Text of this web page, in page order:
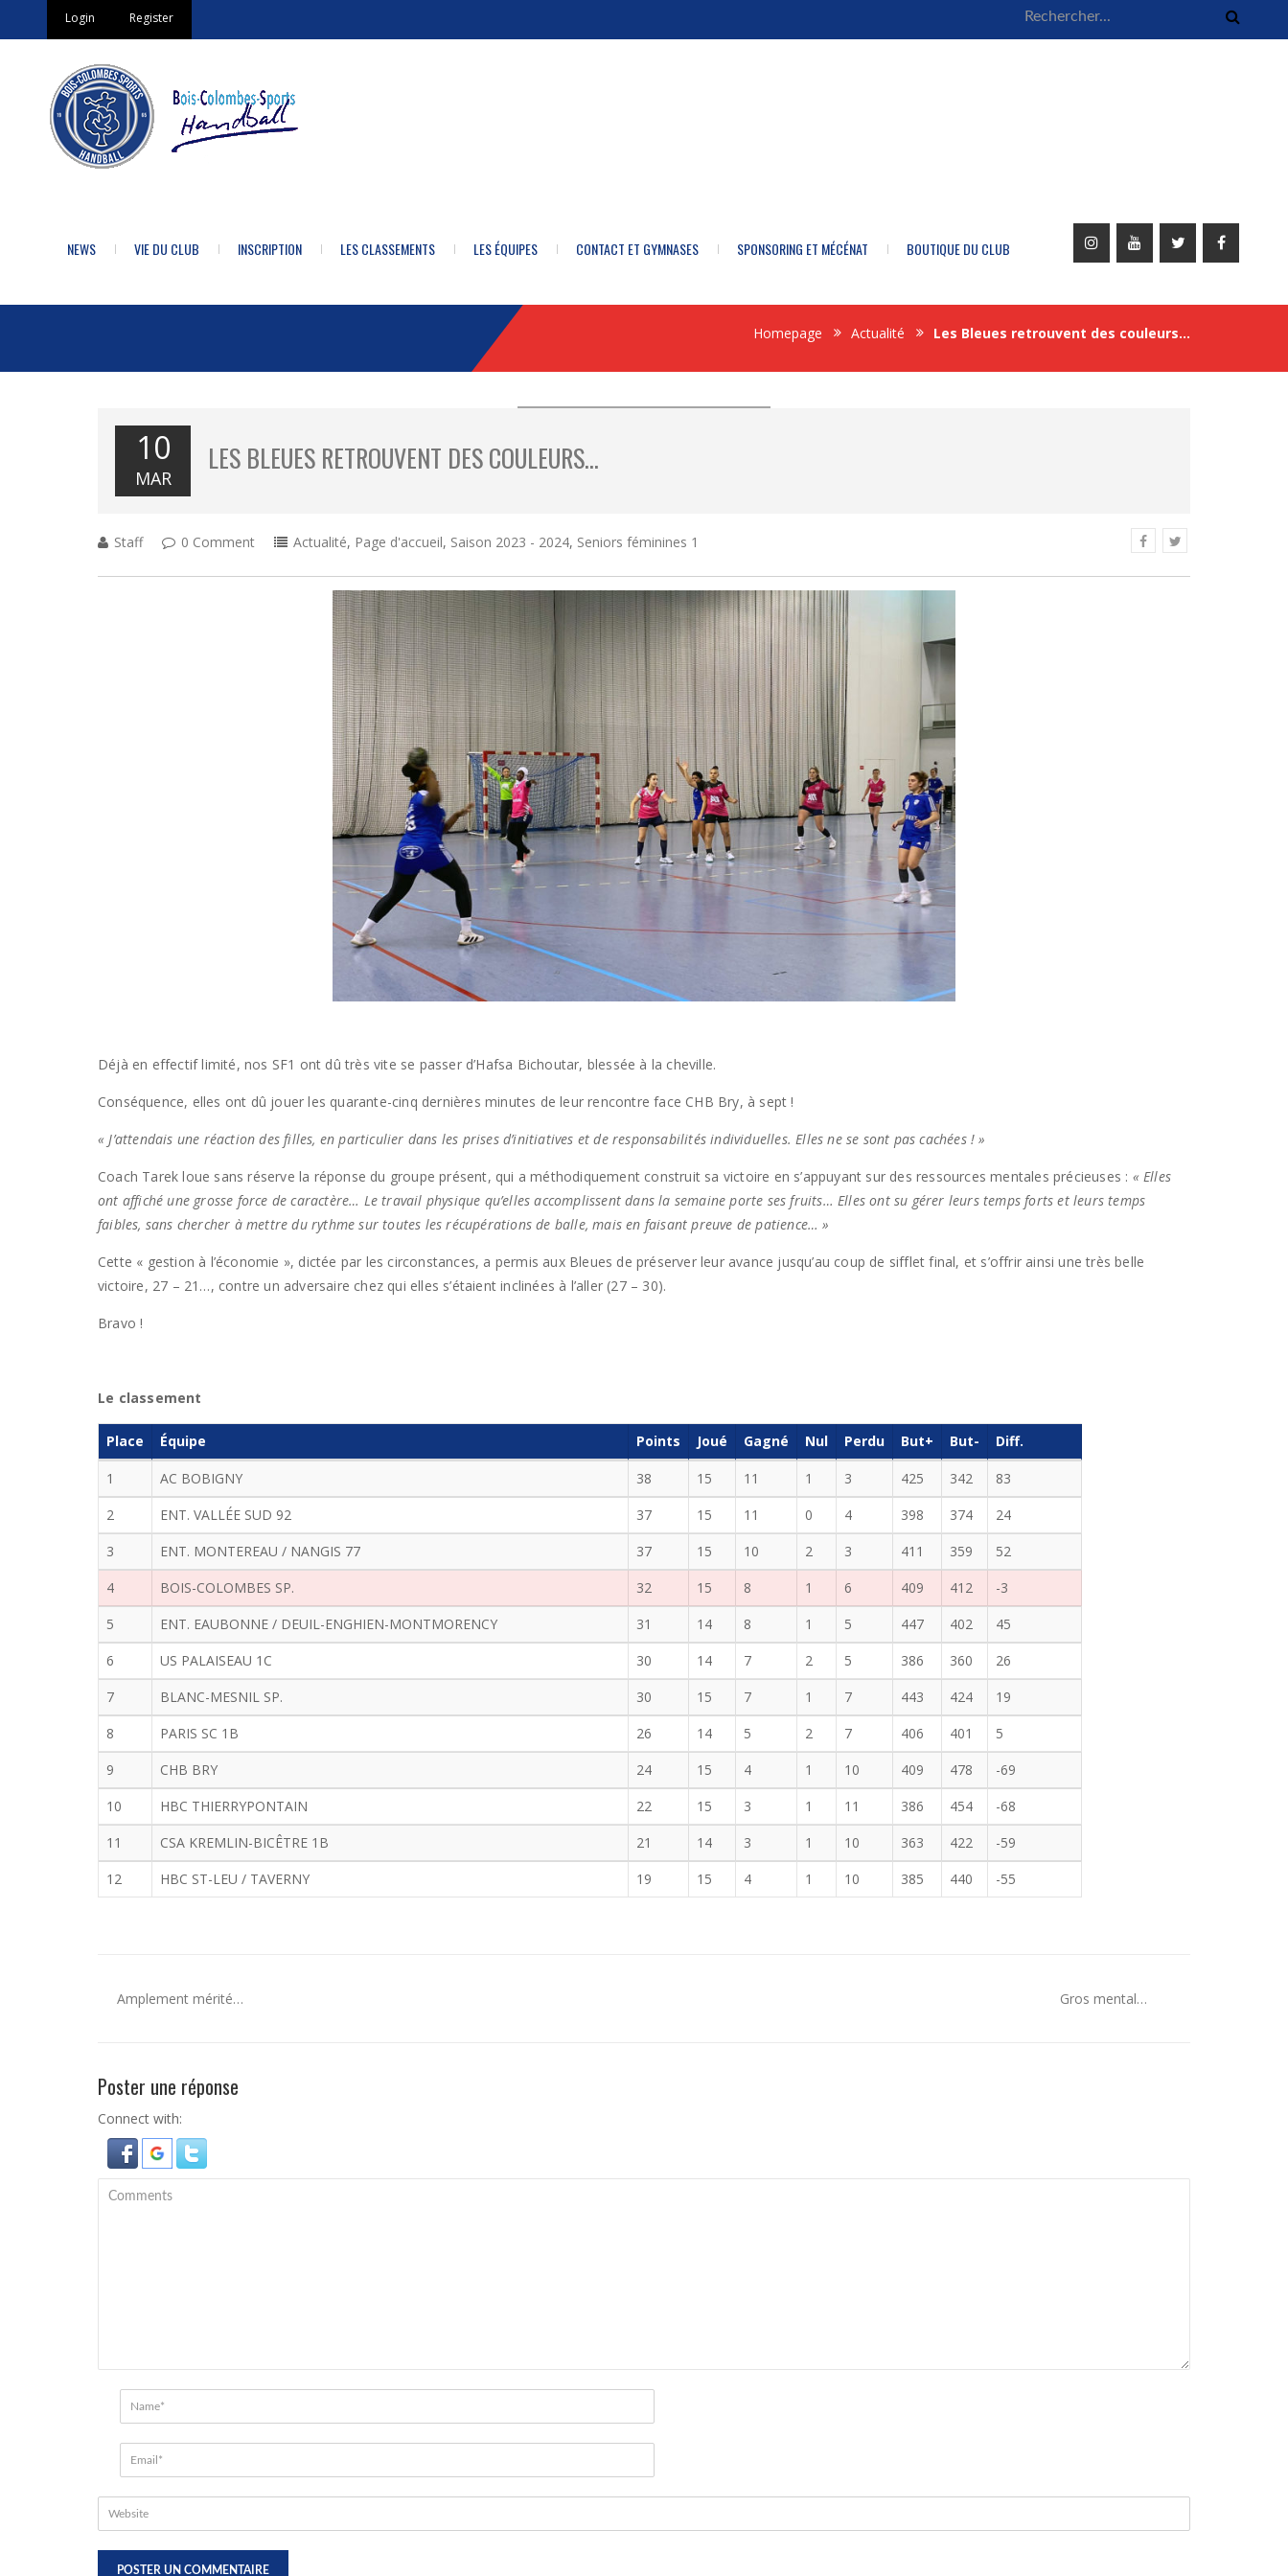
Login Register
NEWS VIE DU CLUB INSCRIPTION LES CLASSEMENTS LES ÉQUIPES CONTACT ET GYMNASES SPONSORING ET MÉCÉNAT BOUTIQUE DU CLUB
Homepage Actualité Les Bleues retrouvent des couleurs…
10
MAR
LES BLEUES RETROUVENT DES COULEURS…
Staff 0 Comment Actualité, Page d'accueil, Saison 2023 - 2024, Seniors féminines 1
Déjà en effectif limité, nos SF1 ont dû très vite se passer d’Hafsa Bichoutar, blessée à la cheville.
Conséquence, elles ont dû jouer les quarante-cinq dernières minutes de leur rencontre face CHB Bry, à sept !
« J’attendais une réaction des filles, en particulier dans les prises d’initiatives et de responsabilités individuelles. Elles ne se sont pas cachées ! »
Coach Tarek loue sans réserve la réponse du groupe présent, qui a méthodiquement construit sa victoire en s’appuyant sur des ressources mentales précieuses : « Elles
ont affiché une grosse force de caractère… Le travail physique qu’elles accomplissent dans la semaine porte ses fruits… Elles ont su gérer leurs temps forts et leurs temps
faibles, sans chercher à mettre du rythme sur toutes les récupérations de balle, mais en faisant preuve de patience… »
Cette « gestion à l’économie », dictée par les circonstances, a permis aux Bleues de préserver leur avance jusqu’au coup de sifflet final, et s’offrir ainsi une très belle
victoire, 27 – 21…, contre un adversaire chez qui elles s’étaient inclinées à l’aller (27 – 30).
Bravo !
Le classement
Place Équipe Points Joué Gagné Nul Perdu But+ But- Diff.
1 AC BOBIGNY 38 15 11 1 3 425 342
83
2
ENT. VALLÉE SUD 92 37 15 11 0 4 398 374
24
3
ENT. MONTEREAU / NANGIS 77 37 15 10 2 3 411 359
52
4
BOIS-COLOMBES SP. 32 15 8 1 6 409 412
-3
5
ENT. EAUBONNE / DEUIL-ENGHIEN-MONTMORENCY 31 14 8 1 5 447 402
45
6
US PALAISEAU 1C 30 14 7 2 5 386 360
26
7
BLANC-MESNIL SP. 30 15 7 1 7 443 424
19
8
PARIS SC 1B 26 14 5 2 7 406 401
5
9
CHB BRY 24 15 4 1 10 409 478
-69
10
HBC THIERRYPONTAIN 22 15 3 1 11 386 454
-68
11
CSA KREMLIN-BICÊTRE 1B 21 14 3 1 10 363 422
-59
12
HBC ST-LEU / TAVERNY 19 15 4 1 10 385 440 -55
Amplement mérité… Gros mental…
Poster une réponse
Connect with: